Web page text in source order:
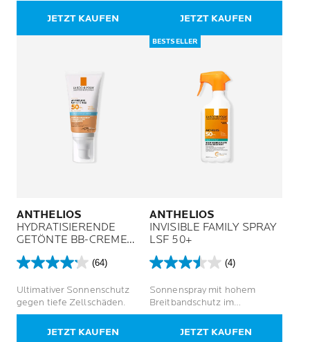
Bewertungen
JETZT KAUFEN
Bewertungen
JETZT KAUFEN
ANTHELIOS
HYDRATISIERENDE
GETÖNTE BB-CREME
UVMUNE 400 LSF 50+
(64)
4.2
5
Sternen.
Bewertungen
Ultimativer Sonnenschutz
gegen tiefe Zellschäden.
JETZT KAUFEN
BESTSELLER
ANTHELIOS
INVISIBLE FAMILY SPRAY
LSF 50+
(4)
3.5
5
Sternen.
Bewertungen
Sonnenspray mit hohem
Breitbandschutz im
Familienformat für Kinder und
Erwachsene.JETZT KAUFEN